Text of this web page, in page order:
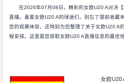
在2026年07月08日，精彩的女欧U20 A对决
直播。喜爱女欧U20 A的球迷们，别忘了提前收藏
您的观赛体验，还特别为您整理了关于女欧U20 A
程安排。这里是您获取女欧U20 A直播信息的最佳
女欧U20